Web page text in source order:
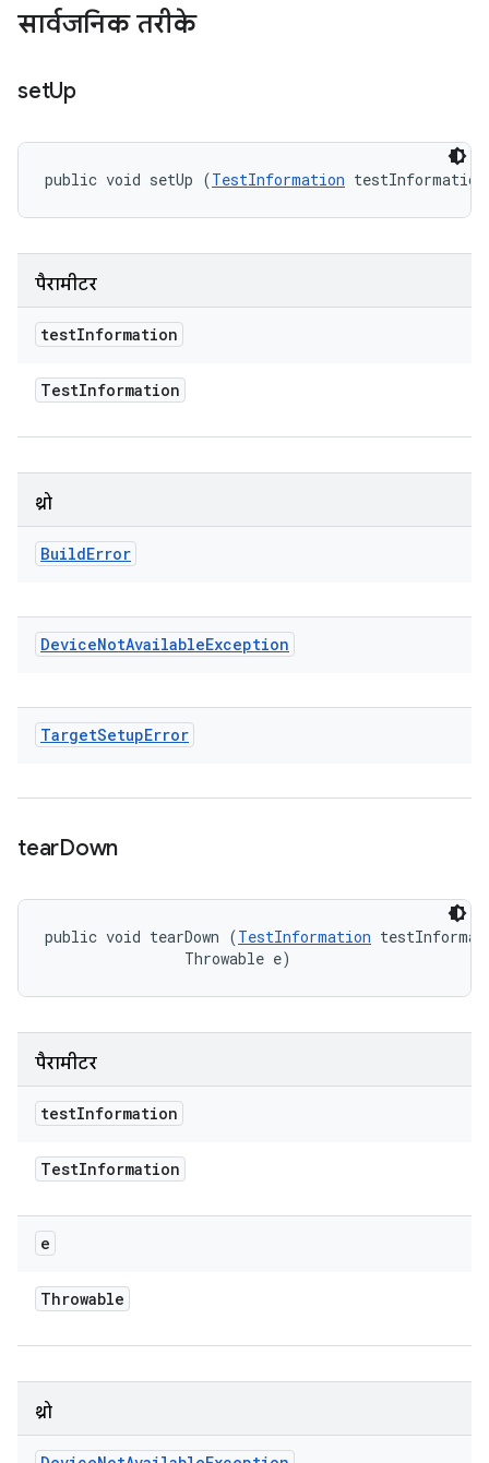
सार्वजनिक तरीके
setUp
public void setUp (TestInformation
पैरामीटर
testInformation
TestInformation
थ्रो
BuildError
DeviceNotAvailableException
TargetSetupError
tearDown
public void tearDown (TestInformation
                Throwable e)
पैरामीटर
testInformation
TestInformation
e
Throwable
थ्रो